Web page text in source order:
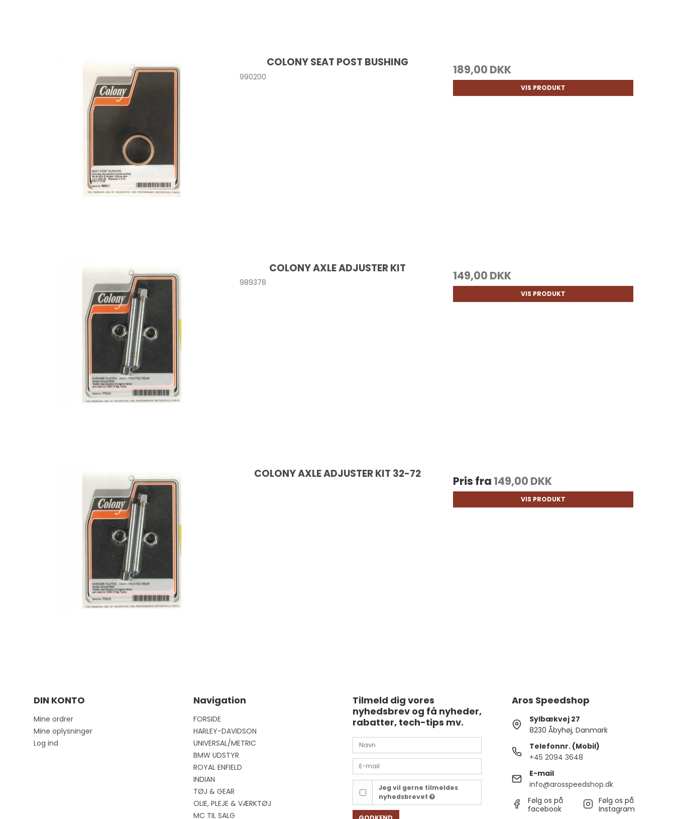
COLONY SEAT POST BUSHING
990200 189,00 DKK
VIS PRODUKT
COLONY AXLE ADJUSTER KIT
989378 149,00 DKK
VIS PRODUKT
COLONY AXLE ADJUSTER KIT 32-72
Pris fra 149,00 DKK
VIS PRODUKT
DIN KONTO
Mine ordrer
Mine oplysninger
Log ind
Navigation
FORSIDE
HARLEY-DAVIDSON
UNIVERSAL/METRIC
BMW UDSTYR
ROYAL ENFIELD
INDIAN
TØJ & GEAR
OLIE, PLEJE & VÆRKTØJ
MC TIL SALG
Tilmeld dig vores
nyhedsbrev og få nyheder,
rabatter, tech-tips mv.
Jeg vil gerne tilmeldes
nyhedsbrevet
Aros Speedshop
Sylbækvej 27
8230 Åbyhøj, Danmark
Telefonnr. (Mobil)
+45 2094 3648
E-mail
info@arosspeedshop.dk
Følg os på
facebook
Følg os på
Instagram